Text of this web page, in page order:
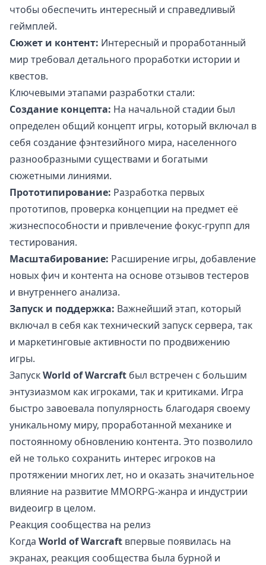
чтобы обеспечить интересный и справедливый
геймплей.
Сюжет и контент: Интересный и проработанный
мир требовал детального проработки истории и
квестов.
Ключевыми этапами разработки стали:
Создание концепта: На начальной стадии был
определен общий концепт игры, который включал в
себя создание фэнтезийного мира, населенного
разнообразными существами и богатыми
сюжетными линиями.
Прототипирование: Разработка первых
прототипов, проверка концепции на предмет её
жизнеспособности и привлечение фокус-групп для
тестирования.
Масштабирование: Расширение игры, добавление
новых фич и контента на основе отзывов тестеров
и внутреннего анализа.
Запуск и поддержка: Важнейший этап, который
включал в себя как технический запуск сервера, так
и маркетинговые активности по продвижению
игры.
ЗапускWorld of Warcraft был встречен с большим
энтузиазмом как игроками, так и критиками. Игра
быстро завоевала популярность благодаря своему
уникальному миру, проработанной механике и
постоянному обновлению контента. Это позволило
ей не только сохранить интерес игроков на
протяжении многих лет, но и оказать значительное
влияние на развитие MMORPG-жанра и индустрии
видеоигр в целом.
Реакция сообщества на релиз
Когда World of Warcraft впервые появилась на
экранах, реакция сообщества была бурной и